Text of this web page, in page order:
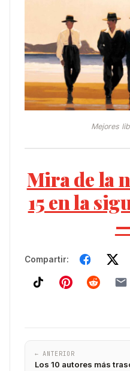
Mejores
Mira de la
15 en la
Compartir:
← ANTERIOR
Los 10 autores más